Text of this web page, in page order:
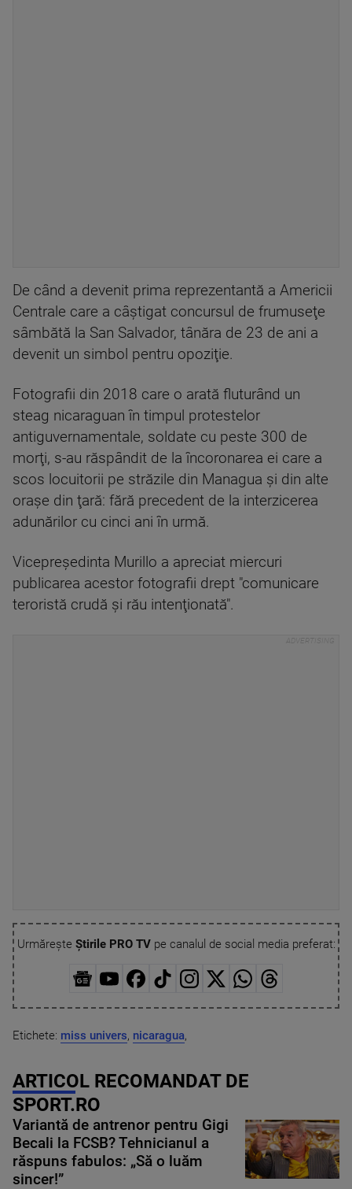
De când a devenit prima reprezentantă a Americii
Centrale care a câştigat concursul de frumuseţe
sâmbătă la San Salvador, tânăra de 23 de ani a
devenit un simbol pentru opoziţie.
Fotografii din 2018 care o arată fluturând un
steag nicaraguan în timpul protestelor
antiguvernamentale, soldate cu peste 300 de
morţi, s-au răspândit de la încoronarea ei care a
scos locuitorii pe străzile din Managua şi din alte
oraşe din ţară: fără precedent de la interzicerea
adunărilor cu cinci ani în urmă.
Vicepreşedinta Murillo a apreciat miercuri
publicarea acestor fotografii drept "comunicare
teroristă crudă şi rău intenţionată".
Urmărește Știrile PRO TVpe canalul de social media preferat:
Etichete: miss univers, nicaragua,
ARTICOL RECOMANDAT DE
SPORT.RO
Variantă de antrenor pentru Gigi
Becali la FCSB? Tehnicianul a
răspuns fabulos: „Să o luăm
sincer!”